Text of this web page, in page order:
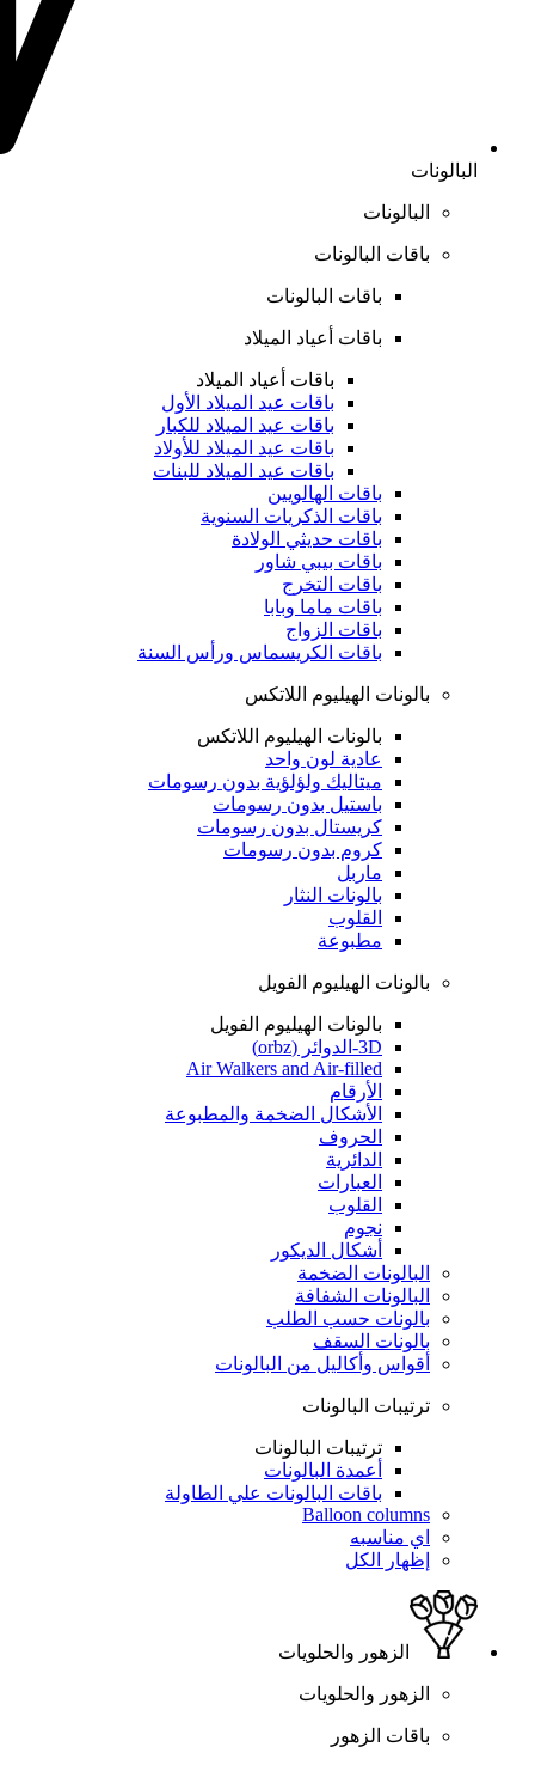
البالونات
البالونات
باقات البالونات
باقات البالونات
باقات أعياد الميلاد
باقات أعياد الميلاد
باقات عيد الميلاد الأول
باقات عيد الميلاد للكبار
باقات عيد الميلاد للأولاد
باقات عيد الميلاد للبنات
باقات الهالويين
باقات الذكريات السنوية
باقات حديثي الولادة
باقات بيبي شاور
باقات التخرج
باقات ماما وبابا
باقات الزواج
باقات الكريسماس ورأس السنة
بالونات الهيليوم اللاتكس
بالونات الهيليوم اللاتكس
عادية لون واحد
ميتاليك ولؤلؤية بدون رسومات
باستيل بدون رسومات
كريستال بدون رسومات
كروم بدون رسومات
ماربل
بالونات النثار
القلوب
مطبوعة
بالونات الهيليوم الفويل
بالونات الهيليوم الفويل
3D-الدوائر (orbz)
Air Walkers and Air-filled
الأرقام
الأشكال الضخمة والمطبوعة
الحروف
الدائرية
العبارات
القلوب
نجوم
أشكال الديكور
البالونات الضخمة
البالونات الشفافة
بالونات حسب الطلب
بالونات السقف
أقواس وأكاليل من البالونات
ترتيبات البالونات
ترتيبات البالونات
أعمدة البالونات
باقات البالونات علي الطاولة
Balloon columns
اي مناسبه
إظهار الكل
الزهور والحلويات
الزهور والحلويات
باقات الزهور